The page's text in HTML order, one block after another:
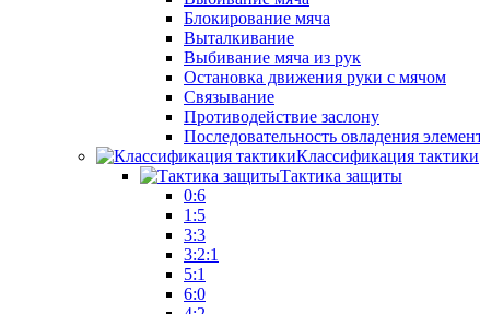
Блокирование мяча
Выталкивание
Выбивание мяча из рук
Остановка движения руки с мячом
Связывание
Противодействие заслону
Последовательность овладения
Классификация тактики
Тактика защиты
0:6
1:5
3:3
3:2:1
5:1
6:0